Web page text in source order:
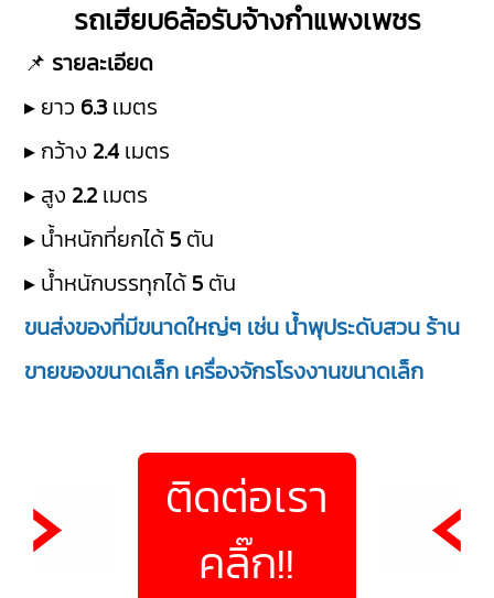
รถเฮียบ6ล้อรับจ้างกำแพงเพชร
📌 รายละเอียด
▸ ยาว 6.3 เมตร
▸ กว้าง 2.4 เมตร
▸ สูง 2.2 เมตร
▸ น้ำหนักที่ยกได้ 5 ตัน
▸ น้ำหนักบรรทุกได้ 5 ตัน
ขนส่งของที่มีขนาดใหญ่ๆ เช่น น้ำพุประดับสวน ร้าน
ขายของขนาดเล็ก เครื่องจักรโรงงานขนาดเล็ก
ติดต่อเรา
คลิ๊ก!!